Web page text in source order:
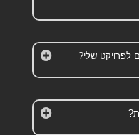
לפרויקט שלי?